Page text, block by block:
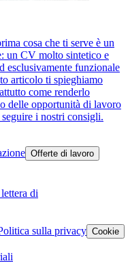
cosa che ti serve è un
un CV molto sintetico e
esclusivamente funzionale
articolo ti spieghiamo
come renderlo
delle opportunità di lavoro
i nostri consigli.
Offerte di lavoro
di
sulla privacy Cookie